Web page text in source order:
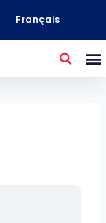
Français